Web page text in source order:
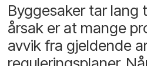
Byggesaker tar lang
årsak er at mange
avvik fra gjeldende